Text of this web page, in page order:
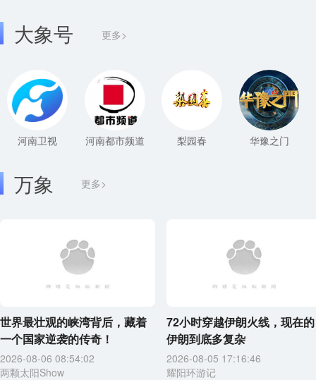
大象号 更多>
河南卫视 河南都市频道 梨园春 华豫之门
更多>
万象
世界最壮观的峡湾背后，藏着
一个国家逆袭的传奇！
2026-08-06 08:54:02
两颗太阳Show
72小时穿越伊朗火线，现在的
伊朗到底多复杂
2026-08-05 17:16:46
耀阳环游记